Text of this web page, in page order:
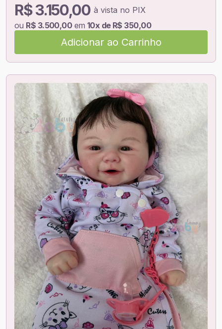
R$ 3.150,00 à vista no PIX
ou R$ 3.500,00em 10x de R$ 350,00
Adicionar ao Carrinho